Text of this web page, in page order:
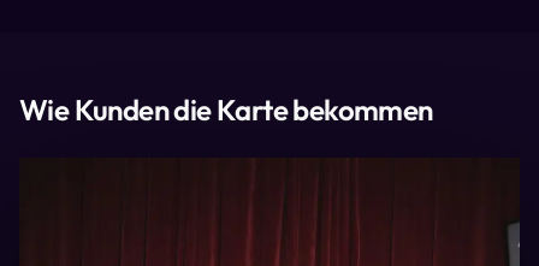
Wie Kunden die Karte bekommen